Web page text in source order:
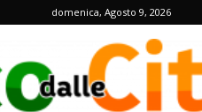
domenica, Agosto 9, 2026